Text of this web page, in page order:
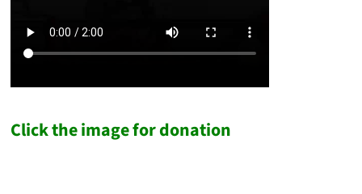
Click the image for donation